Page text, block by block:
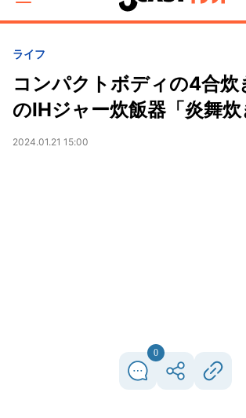
ライフ
コンパクトボディの4合
のIHジャー炊飯器「炎舞炊
2024.01.21 15:00
0